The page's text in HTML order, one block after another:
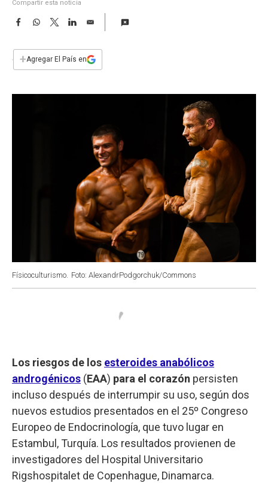
Compartir esta noticia
F
e
b
W
s
T
w
t
L
E
i
l
+Agregar El País en
Físicoculturismo. Foto: AlexandrPodgorchuk/Commons
Los riesgos de los esteroides anabólicos
androgénicos (EAA) para el corazón persisten
incluso después de interrumpir su uso, según dos
nuevos estudios presentados en el 25º Congreso
Europeo de Endocrinología, que tuvo lugar en
Estambul, Turquía. Los resultados provienen de
investigadores del Hospital Universitario
Rigshospitalet de Copenhague, Dinamarca.